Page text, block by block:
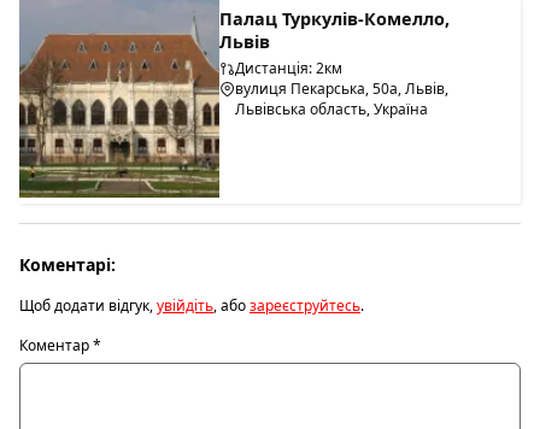
Палац Туркулів-Комелло,
Львів
Дистанція: 2км
вулиця Пекарська, 50а, Львів,
Львівська область, Україна
Коментарі:
Щоб додати відгук,увійдіть, абозареєструйтесь.
Коментар*